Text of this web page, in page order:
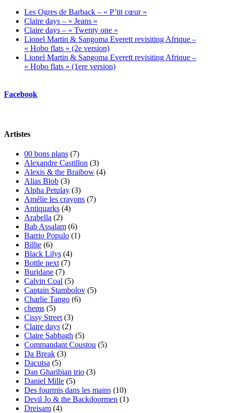
Les Ogres de Barback – « P’tit cœur »
Claire days – « Jeans »
Claire days – « Twenty one »
Lionel Martin & Sangoma Everett revisiting Afrique –
« Hobo flats » (2e version)
Lionel Martin & Sangoma Everett revisiting Afrique –
« Hobo flats » (1ere version)
Facebook
Artistes
00 bons plans (7)
Alexandre Castillon (3)
Alexis & the Braibow (4)
Alias Blob (3)
Alpha Petulay (3)
Amélie les crayons (7)
Antiquarks (4)
Arabella (2)
Bab Assalam (6)
Barrio Populo (1)
Billie (6)
Black Lilys (4)
Bottle next (7)
Buridane (7)
Calvin Coal (5)
Captain Stambolov (5)
Charlie Tango (6)
chems (5)
Cissy Street (3)
Claire days (2)
Claire Sabbagh (5)
Commandant Coustou (5)
Da Break (3)
Dacutsa (5)
Dan Gharibian trio (3)
Daniel Mille (5)
Des fourmis dans les mains (10)
Devil Jo & the Backdoormen (1)
Dreisam (4)